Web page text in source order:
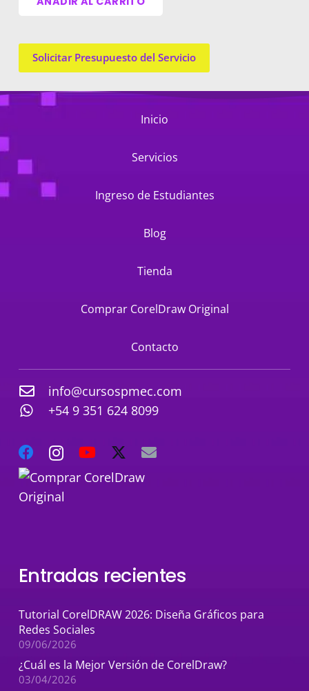
Solicitar Presupuesto del Servicio
Inicio
Servicios
Ingreso de Estudiantes
Blog
Tienda
Comprar CorelDraw Original
Contacto
info@cursospmec.com
+54 9 351 624 8099
Entradas recientes
Tutorial CorelDRAW 2026: Diseña Gráficos para
Redes Sociales
09/06/2026
¿Cuál es la Mejor Versión de CorelDraw?
03/04/2026